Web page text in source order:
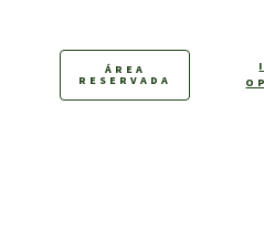
ÁREA
RESERVADA